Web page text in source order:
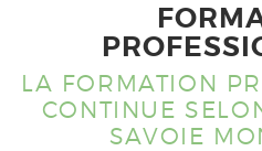
LA FORMATION
CONTINUE
SAVOIE